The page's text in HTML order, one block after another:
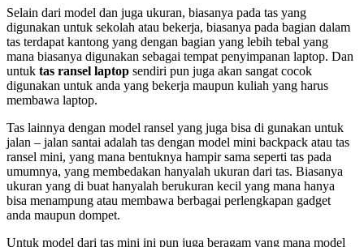
Selain dari model dan juga ukuran, biasanya pada tas yang
digunakan untuk sekolah atau bekerja, biasanya pada bagian dalam
tas terdapat kantong yang dengan bagian yang lebih tebal yang
mana biasanya digunakan sebagai tempat penyimpanan laptop. Dan
untuk tas ransel laptop sendiri pun juga akan sangat cocok
digunakan untuk anda yang bekerja maupun kuliah yang harus
membawa laptop.
Tas lainnya dengan model ransel yang juga bisa di gunakan untuk
jalan – jalan santai adalah tas dengan model mini backpack atau tas
ransel mini, yang mana bentuknya hampir sama seperti tas pada
umumnya, yang membedakan hanyalah ukuran dari tas. Biasanya
ukuran yang di buat hanyalah berukuran kecil yang mana hanya
bisa menampung atau membawa berbagai perlengkapan gadget
anda maupun dompet.
Untuk model dari tas mini ini pun juga beragam yang mana model